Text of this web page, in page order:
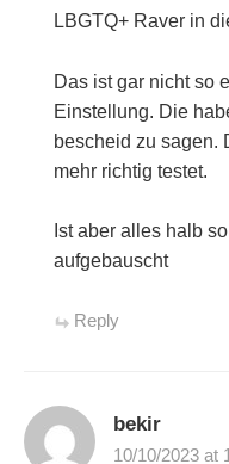
LBGTQ+ Raver in
Das ist gar nicht so
Einstellung. Die
bescheid zu sagen.
mehr richtig testet.
Ist aber alles halb
aufgebauscht
Reply
bekir
10/10/2023 at